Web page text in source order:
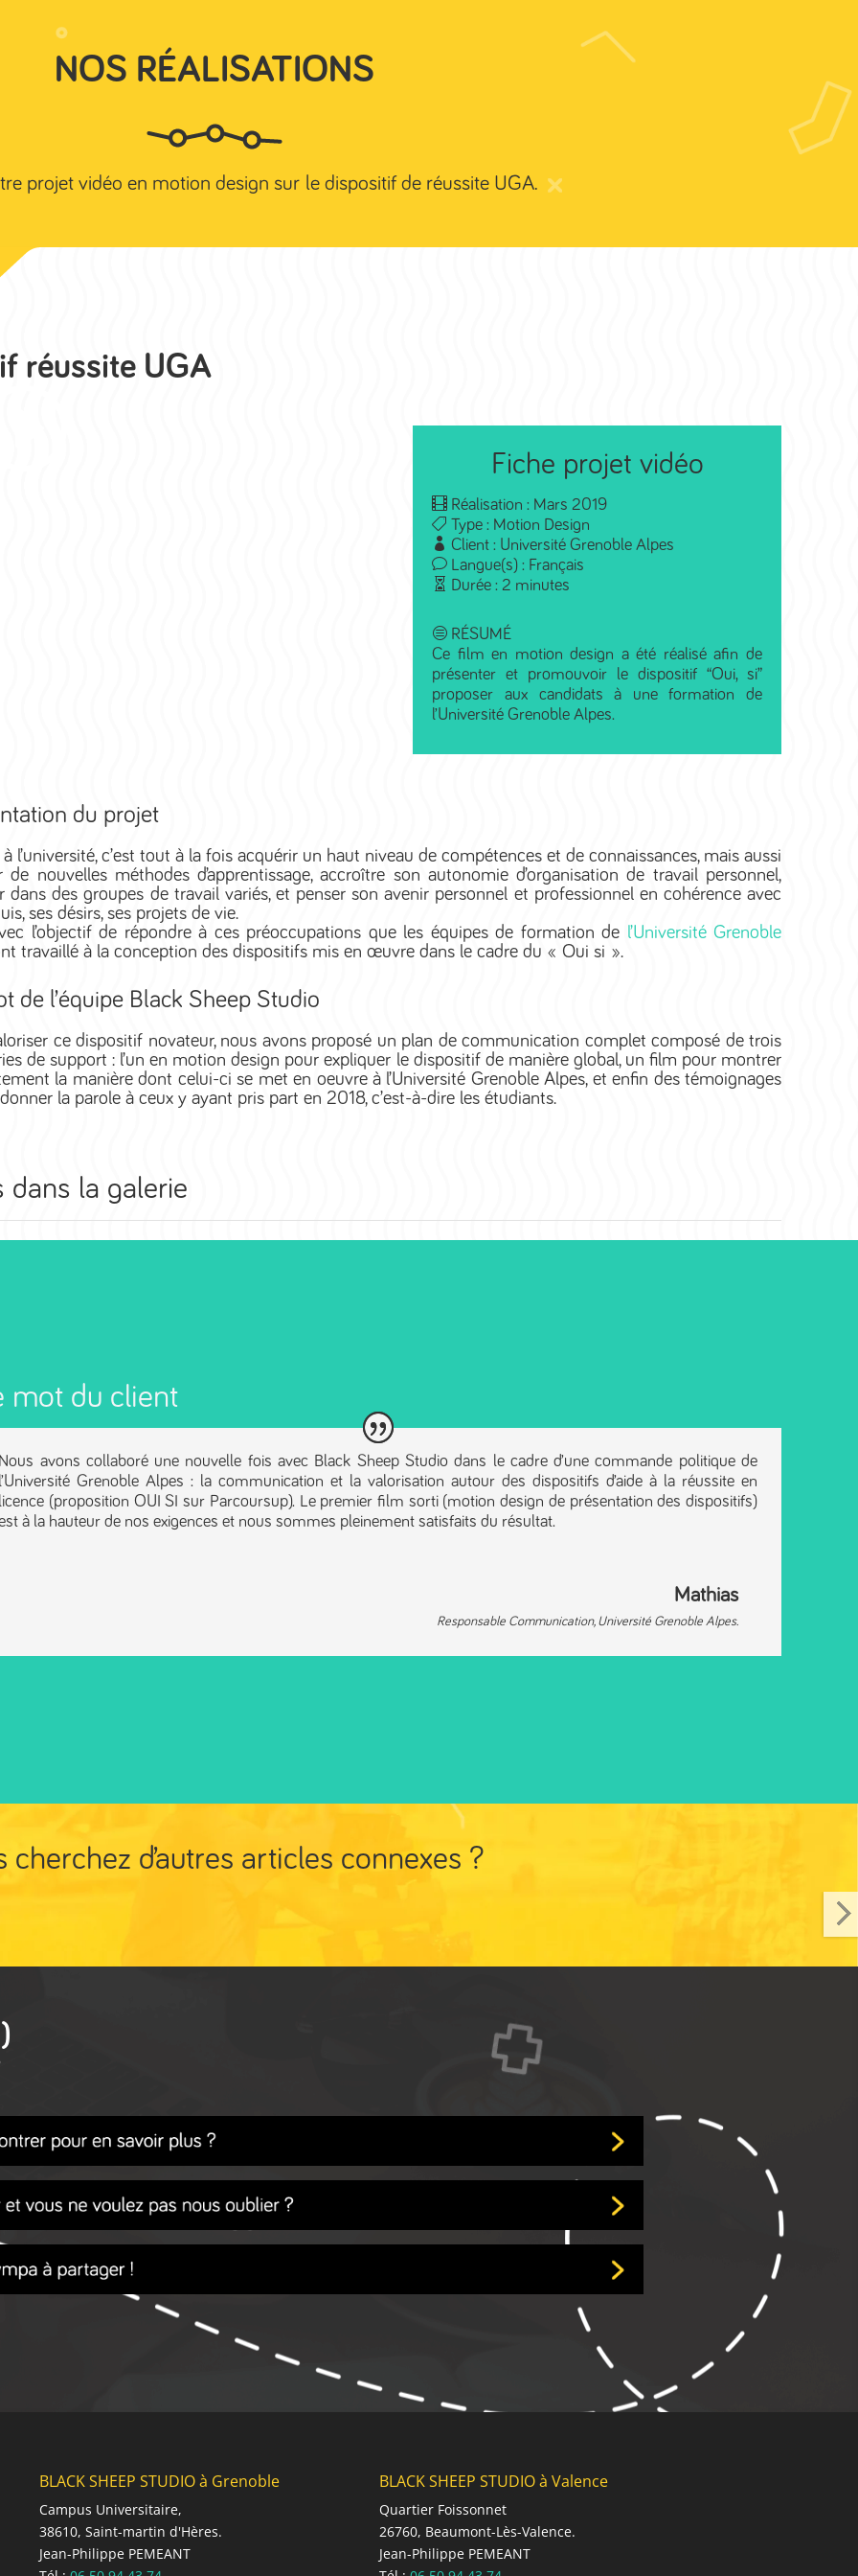
Accueil Studio Grenoble
NOS RÉALISATIONS
projet vidéo en motion design sur le dispositif de réussite UGA.
réussite UGA
Fiche projet vidéo
Réalisation : Mars 2019
Type : Motion Design
Client : Université Grenoble Alpes
Langue(s) : Français
Durée : 2 minutes
RÉSUMÉ
Ce film en motion design a été réalisé afin de
présenter et promouvoir le dispositif “Oui, si”
proposer aux candidats à une formation de
l’Université Grenoble Alpes.
du projet
à l’université, c’est tout à la fois acquérir un haut niveau de compétences et de connaissances, mais aussi
de nouvelles méthodes d’apprentissage, accroître son autonomie d’organisation de travail personnel,
dans des groupes de travail variés, et penser son avenir personnel et professionnel en cohérence avec
ses désirs, ses projets de vie.
l’objectif de répondre à ces préoccupations que les équipes de formation de l’Université Grenoble
travaillé à la conception des dispositifs mis en œuvre dans le cadre du « Oui si ».
de l’équipe Black Sheep Studio
ce dispositif novateur, nous avons proposé un plan de communication complet composé de trois
de support : l’un en motion design pour expliquer le dispositif de manière global, un film pour montrer
la manière dont celui-ci se met en oeuvre à l’Université Grenoble Alpes, et enfin des témoignages
la parole à ceux y ayant pris part en 2018, c’est-à-dire les étudiants.
dans la galerie
mot du client
avons collaboré une nouvelle fois avec Black Sheep Studio dans le cadre d’une commande politique de
Grenoble Alpes : la communication et la valorisation autour des dispositifs d’aide à la réussite en
(proposition OUI SI sur Parcoursup). Le premier film sorti (motion design de présentation des dispositifs)
à la hauteur de nos exigences et nous sommes pleinement satisfaits du résultat.
Mathias
Responsable Communication, Université Grenoble Alpes.
cherchez d’autres articles connexes ?
BLACK SHEEP STUDIO à Grenoble
Campus Universitaire,
38610, Saint-martin d'Hères.
Jean-Philippe PEMEANT
BLACK SHEEP STUDIO à Valence
Quartier Foissonnet
26760, Beaumont-Lès-Valence.
Jean-Philippe PEMEANT